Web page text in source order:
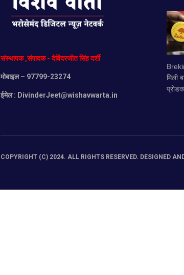
संस्थापक,संपादक-देविंदरजीतसिंहदर्शी
मोबाइल– 97799-23274
ईमेल : DivinderJeet@wishavwarta.in
मिली
COPYRIGHT (C) 2024. ALL RIGHTS RESERVED. DESIGNED